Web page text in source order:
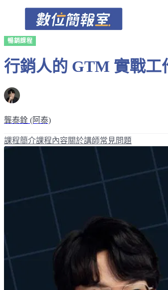
暢銷課程
行銷人的 GTM 實戰工
龔泰銓 (阿泰)
課程簡介課程內容關於講師常見問題